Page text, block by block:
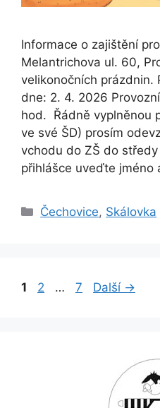
Informace o zajištění
Melantrichova ul. 60,
velikonočních prázdnin.
dne: 2. 4. 2026
hod. Řádně vyplněnou
ve své ŠD) prosím
vchodu do ZŠ do
přihlášce uveďte jméno
Rubriky
Čechovice, Skálovka
Stránka
1 Stránka
2 … Stránka
7 Další →